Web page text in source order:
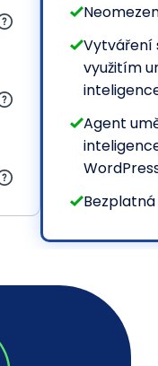
Vytváření
využitím
Agent